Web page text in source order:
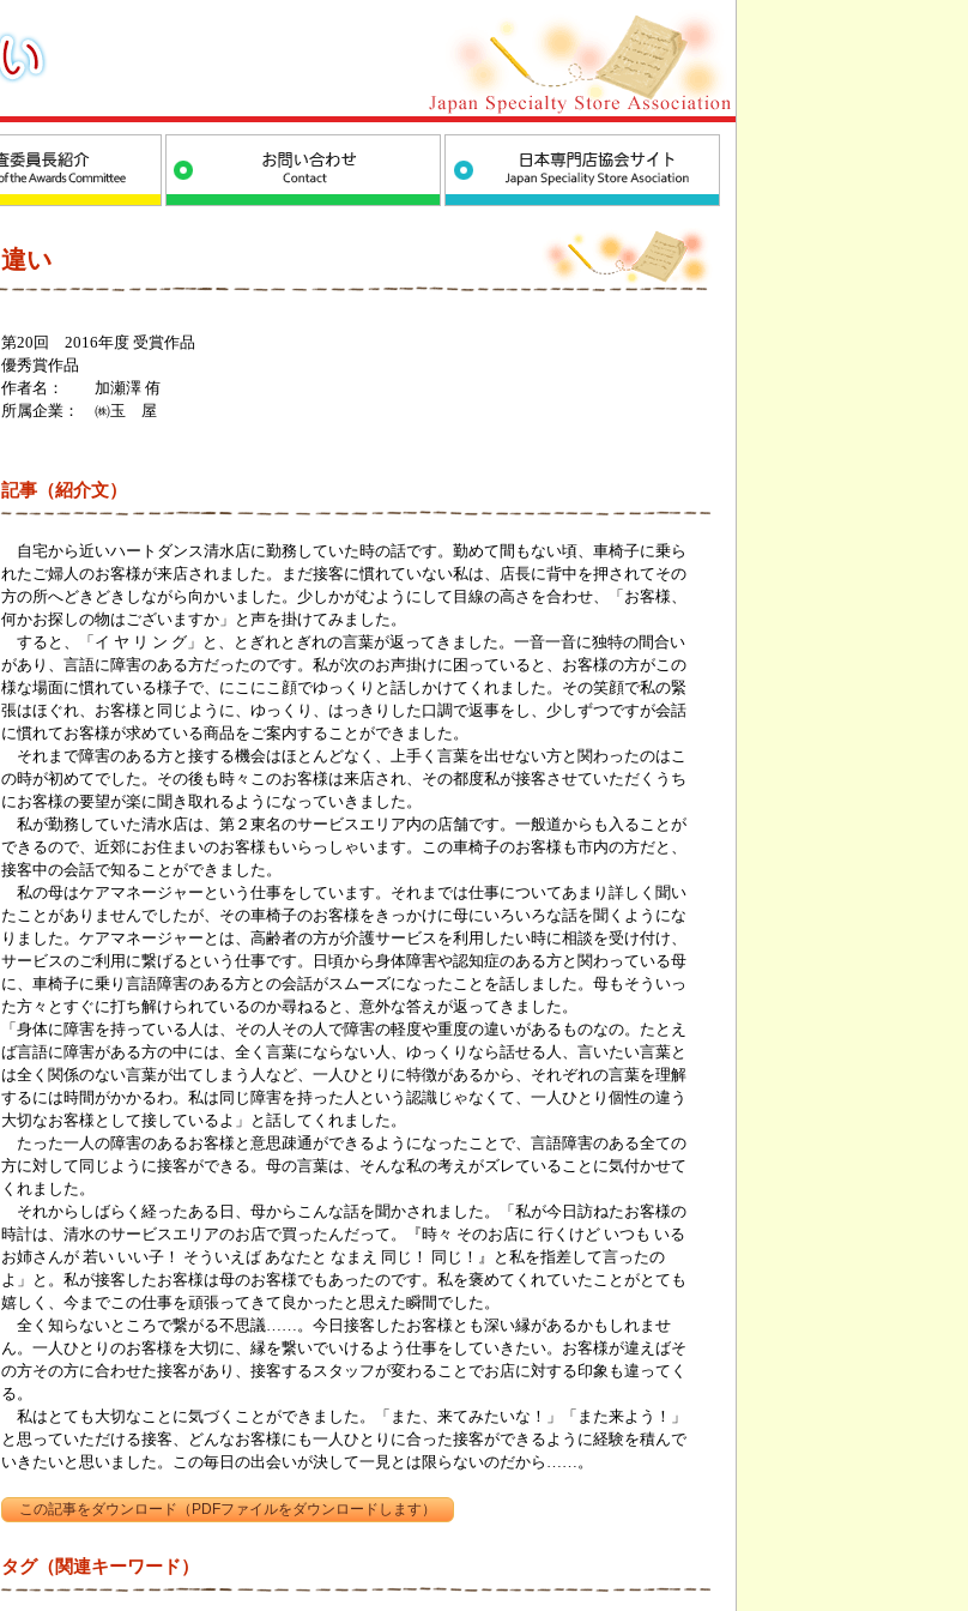
違い
第20回 2016年度 受賞作品
優秀賞作品
作者名： 加瀬澤 侑
所属企業： ㈱玉 屋
記事（紹介文）
自宅から近いハートダンス清水店に勤務していた時の話です。勤めて間もない頃、車椅子に乗ら
れたご婦人のお客様が来店されました。まだ接客に慣れていない私は、店長に背中を押されてその
方の所へどきどきしながら向かいました。少しかがむようにして目線の高さを合わせ、「お客様、
何かお探しの物はございますか」と声を掛けてみました。
すると、「イ ヤ リ ン グ」と、とぎれとぎれの言葉が返ってきました。一音一音に独特の間合い
があり、言語に障害のある方だったのです。私が次のお声掛けに困っていると、お客様の方がこの
様な場面に慣れている様子で、にこにこ顔でゆっくりと話しかけてくれました。その笑顔で私の緊
張はほぐれ、お客様と同じように、ゆっくり、はっきりした口調で返事をし、少しずつですが会話
に慣れてお客様が求めている商品をご案内することができました。
それまで障害のある方と接する機会はほとんどなく、上手く言葉を出せない方と関わったのはこ
の時が初めてでした。その後も時々このお客様は来店され、その都度私が接客させていただくうち
にお客様の要望が楽に聞き取れるようになっていきました。
私が勤務していた清水店は、第２東名のサービスエリア内の店舗です。一般道からも入ることが
できるので、近郊にお住まいのお客様もいらっしゃいます。この車椅子のお客様も市内の方だと、
接客中の会話で知ることができました。
私の母はケアマネージャーという仕事をしています。それまでは仕事についてあまり詳しく聞い
たことがありませんでしたが、その車椅子のお客様をきっかけに母にいろいろな話を聞くようにな
りました。ケアマネージャーとは、高齢者の方が介護サービスを利用したい時に相談を受け付け、
サービスのご利用に繋げるという仕事です。日頃から身体障害や認知症のある方と関わっている母
に、車椅子に乗り言語障害のある方との会話がスムーズになったことを話しました。母もそういっ
た方々とすぐに打ち解けられているのか尋ねると、意外な答えが返ってきました。
「身体に障害を持っている人は、その人その人で障害の軽度や重度の違いがあるものなの。たとえ
ば言語に障害がある方の中には、全く言葉にならない人、ゆっくりなら話せる人、言いたい言葉と
は全く関係のない言葉が出てしまう人など、一人ひとりに特徴があるから、それぞれの言葉を理解
するには時間がかかるわ。私は同じ障害を持った人という認識じゃなくて、一人ひとり個性の違う
大切なお客様として接しているよ」と話してくれました。
たった一人の障害のあるお客様と意思疎通ができるようになったことで、言語障害のある全ての
方に対して同じように接客ができる。母の言葉は、そんな私の考えがズレていることに気付かせて
くれました。
それからしばらく経ったある日、母からこんな話を聞かされました。「私が今日訪ねたお客様の
時計は、清水のサービスエリアのお店で買ったんだって。『時々 そのお店に 行くけど いつも いる
お姉さんが 若い いい子！ そういえば あなたと なまえ 同じ！ 同じ！』と私を指差して言ったの
よ」と。私が接客したお客様は母のお客様でもあったのです。私を褒めてくれていたことがとても
嬉しく、今までこの仕事を頑張ってきて良かったと思えた瞬間でした。
全く知らないところで繋がる不思議……。今日接客したお客様とも深い縁があるかもしれませ
ん。一人ひとりのお客様を大切に、縁を繋いでいけるよう仕事をしていきたい。お客様が違えばそ
の方その方に合わせた接客があり、接客するスタッフが変わることでお店に対する印象も違ってく
る。
私はとても大切なことに気づくことができました。「また、来てみたいな！」「また来よう！」
と思っていただける接客、どんなお客様にも一人ひとりに合った接客ができるように経験を積んで
いきたいと思いました。この毎日の出会いが決して一見とは限らないのだから……。
タグ（関連キーワード）